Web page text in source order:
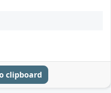
clipboard